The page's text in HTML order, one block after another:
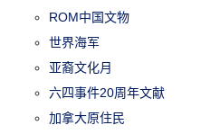
ROM中国文物
世界海军
亚裔文化月
六四事件20周年文献
加拿大原住民